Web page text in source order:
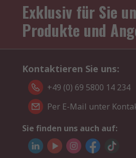
Exklusiv für Sie
Produkte und
Kontaktieren Sie uns:
+49 (0) 69 5800 14 234
Per E-Mail unter
Sie finden uns auch auf: